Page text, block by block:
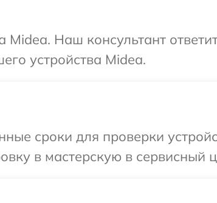
Midea. Наш консультант
устройства Midea.
сроки для проверки
в мастерскую в сервисный